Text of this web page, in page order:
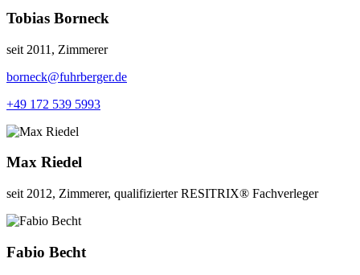
Tobias Borneck
seit 2011, Zimmerer
borneck@fuhrberger.de
+49 172 539 5993
Max Riedel
seit 2012, Zimmerer, qualifizierter RESITRIX® Fachverleger
Fabio Becht